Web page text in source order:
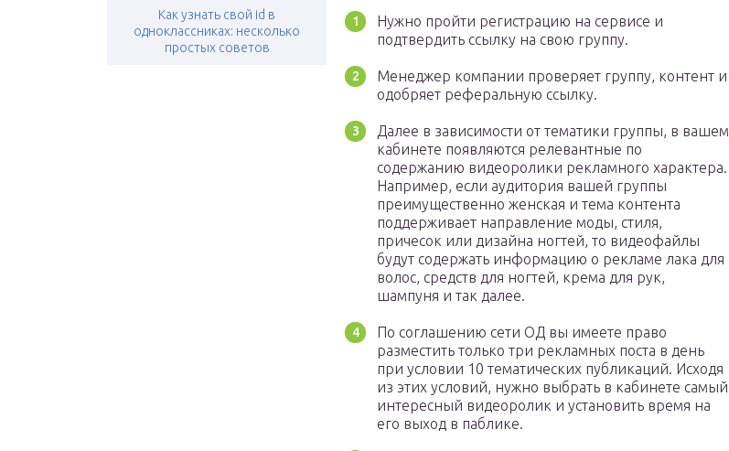
Как узнать свой id в
одноклассниках: несколько
простых советов
Нужно пройти регистрацию на сервисе и
подтвердить ссылку на свою группу.
Менеджер компании проверяет группу, контент и
одобряет реферальную ссылку.
Далее в зависимости от тематики группы, в вашем
кабинете появляются релевантные по
содержанию видеоролики рекламного характера.
Например, если аудитория вашей группы
преимущественно женская и тема контента
поддерживает направление моды, стиля,
причесок или дизайна ногтей, то видеофайлы
будут содержать информацию о рекламе лака для
волос, средств для ногтей, крема для рук,
шампуня и так далее.
По соглашению сети ОД вы имеете право
разместить только три рекламных поста в день
при условии 10 тематических публикаций. Исходя
из этих условий, нужно выбрать в кабинете самый
интересный видеоролик и установить время на
его выход в паблике.